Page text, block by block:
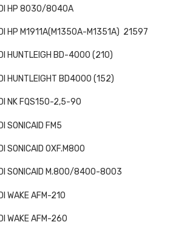
HP 8030/8040A
HP M1911A(M1350A-M1351A) 21597
HUNTLEIGH BD-4000 (210)
HUNTLEIGHT BD4000 (152)
NK FQS150-2,5-90
SONICAID FM5
SONICAID OXF.M800
SONICAID M.800/8400-8003
WAKE AFM-210
WAKE AFM-260